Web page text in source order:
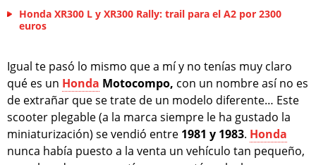
Honda XR300 L y XR300 Rally: trail para el A2 por 2300
euros
Igual te pasó lo mismo que a mí y no tenías muy claro
qué es un Honda Motocompo, con un nombre así no es
de extrañar que se trate de un modelo diferente… Este
scooter plegable (a la marca siempre le ha gustado la
miniaturización) se vendió entre 1981 y 1983. Honda
nunca había puesto a la venta un vehículo tan pequeño,